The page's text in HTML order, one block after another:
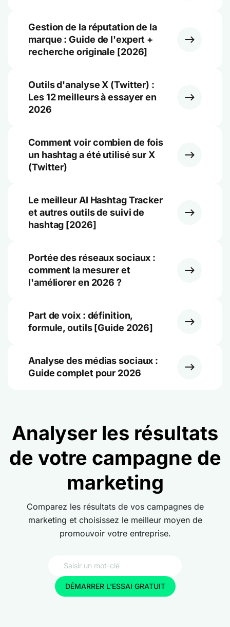
Gestion de la réputation de la
marque : Guide de l'expert +
recherche originale [2026]
Outils d'analyse X (Twitter) :
Les 12 meilleurs à essayer en
2026
Comment voir combien de fois
un hashtag a été utilisé sur X
(Twitter)
Le meilleur AI Hashtag Tracker
et autres outils de suivi de
hashtag [2026]
Portée des réseaux sociaux :
comment la mesurer et
l'améliorer en 2026 ?
Part de voix : définition,
formule, outils [Guide 2026]
Analyse des médias sociaux :
Guide complet pour 2026
Analyser les résultats
de votre campagne de
marketing
Comparez les résultats de vos campagnes de
marketing et choisissez le meilleur moyen de
promouvoir votre entreprise.
DÉMARRER L'ESSAI GRATUIT